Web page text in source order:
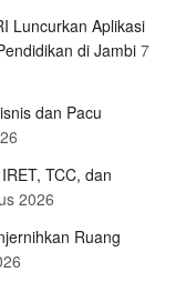
Luncurkan Aplikasi
di Jambi 7
dan Pacu
TCC, dan
2026
Ruang